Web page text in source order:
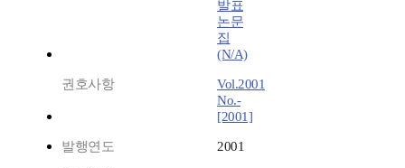
발표
논문
집
(N/A)
권호사항
Vol.2001
No.-
[2001]
발행연도 2001